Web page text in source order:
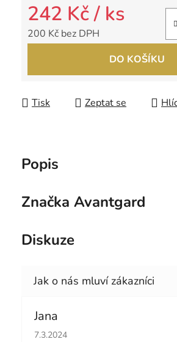
242 Kč/ ks
200 Kč bez DPH
DO KOŠÍKU
Tisk Zeptat se
Popis
Značka Avantgard
Diskuze
Jana
Hodnocení obchodu je 5 z 5
7.3.2024